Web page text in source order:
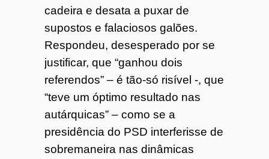
cadeira e desata a puxar de
supostos e falaciosos galões.
Respondeu, desesperado por se
justificar, que “ganhou dois
referendos” – é tão-só risível -, que
“teve um óptimo resultado nas
autárquicas” – como se a
presidência do PSD interferisse de
sobremaneira nas dinâmicas